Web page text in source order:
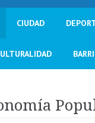
CIUDAD